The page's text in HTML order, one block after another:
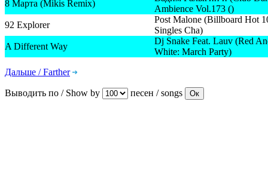
8 Марта (Mikis Remix)
Ambience Vol.173 ()
92 Explorer
Post Malone (Billboard Hot
Singles Cha)
A Different Way
Dj Snake Feat. Lauv (Red
White: March Party)
Дальше / Farther
Выводить по / Show by песен / songs